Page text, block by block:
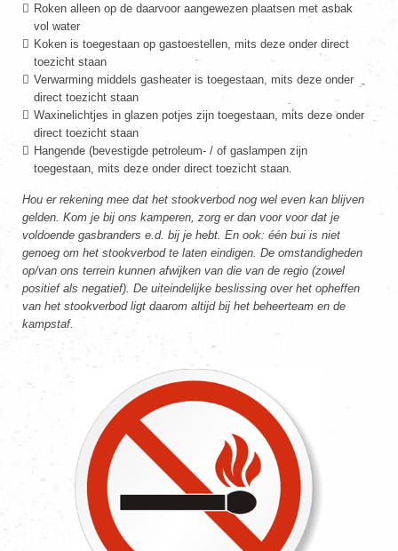
Roken alleen op de daarvoor aangewezen plaatsen met asbak
vol water
Koken is toegestaan op gastoestellen, mits deze onder direct
toezicht staan
Verwarming middels gasheater is toegestaan, mits deze onder
direct toezicht staan
Waxinelichtjes in glazen potjes zijn toegestaan, mits deze onder
direct toezicht staan
Hangende (bevestigde petroleum- / of gaslampen zijn
toegestaan, mits deze onder direct toezicht staan.
Hou er rekening mee dat het stookverbod nog wel even kan blijven
gelden. Kom je bij ons kamperen, zorg er dan voor voor dat je
voldoende gasbranders e.d. bij je hebt. En ook: één bui is niet
genoeg om het stookverbod te laten eindigen. De omstandigheden
op/van ons terrein kunnen afwijken van die van de regio (zowel
positief als negatief). De uiteindelijke beslissing over het opheffen
van het stookverbod ligt daarom altijd bij het beheerteam en de
kampstaf.